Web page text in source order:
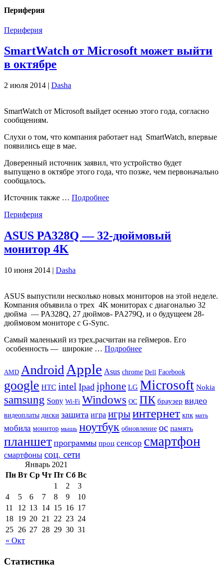
Периферия
Периферия
SmartWatch от Microsoft может выйти
в октябре
2 июля 2014 | Dasha
SmartWatch от Microsoft выйдет осенью этого года, согласно
сообщениям.
Слухи о том, что компания работает над SmartWatch, впервые
появились еще в мае.
Доверенный источник заявил, что устройство будет
выпущено в октябре этого года, что позже, чем первоначально
сообщалось.
Источник также … Подробнее
Периферия
ASUS PA328Q — 32-дюймовый
монитор 4K
10 июня 2014 | Dasha
ASUS выпустили несколько новых мониторов на этой неделе.
Компания объявила о трех 4K мониторах с диагональю 32
дюйма — PA328Q, 27 дюймов- PA279Q, и о будущеем 28-
дюймовом мониторе с G-Sync.
Самый маленький из трех,расчитан ​​на геймеров. Его
особенность — широкие … Подробнее
AMD Android Apple Asus chrome Dell Facebook
google HTC intel Ipad iphone LG Microsoft Nokia
samsung Sony Wi-Fi Windows ОС ПК браузер видео
видеоплаты диски защита игра игрыинтернет кпк мать
мобила монитор мышь ноутбук обновление ос память
планшет программы проц сенсор смартфон
смартфоны соц. сети
Январь 2021
Пн Вт Ср Чт Пт Сб Вс
« Окт
1 2
3
4
5 6 7 8 9
10
11
12 13 14 15 16 17
18 19 20 21 22 23 24
25 26 27 28 29 30 31
Статистика